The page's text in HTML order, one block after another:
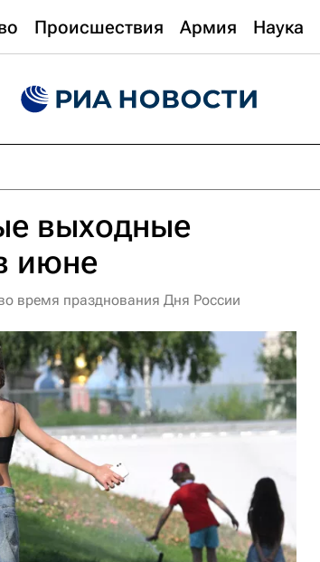
Происшествия Армия Наука
выходные
июне
время празднования Дня России